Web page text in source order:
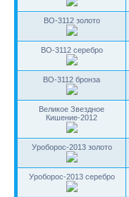
BO-3112 золото
BO-3112 серебро
BO-3112 бронза
Великое Звездное
Кишение-2012
Уроборос-2013 золото
Уроборос-2013 серебро